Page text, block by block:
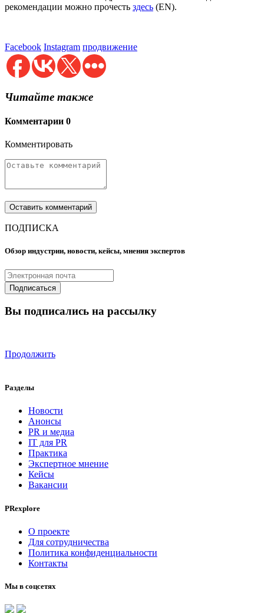
рекомендации можно прочесть здесь (EN).
Facebook Instagram продвижение
Читайте также
Комментарии 0
Комментировать
ПОДПИСКА
Обзор индустрии, новости, кейсы, мнения экспертов
Вы подписались на рассылку
Продолжить
Разделы
Новости
Анонсы
PR и медиа
IT для PR
Практика
Экспертное мнение
Кейсы
Вакансии
PRexplore
О проекте
Для сотрудничества
Политика конфиденциальности
Контакты
Мы в соцсетях